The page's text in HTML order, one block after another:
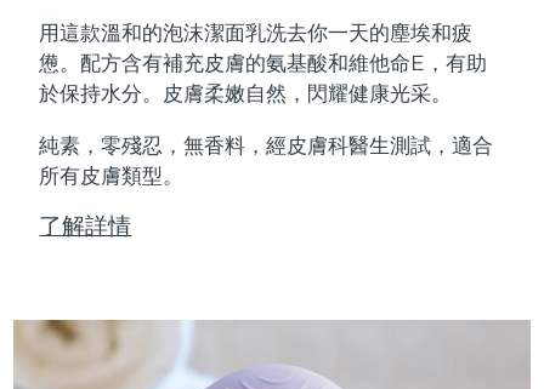
用這款溫和的泡沫潔面乳洗去你一天的塵埃和疲
憊。配方含有補充皮膚的氨基酸和維他命E，有助
於保持水分。皮膚柔嫩自然，閃耀健康光采。
純素，零殘忍，無香料，經皮膚科醫生測試，適合
所有皮膚類型。
了解詳情